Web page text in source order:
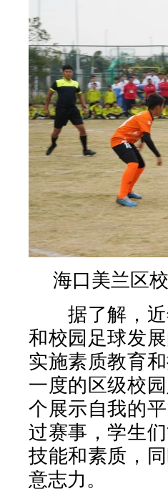
海口美兰区
据了解，近
和校园足球发
实施素质教育
一度的区级校
个展示自我的
过赛事，学生
技能和素质，
意志力。